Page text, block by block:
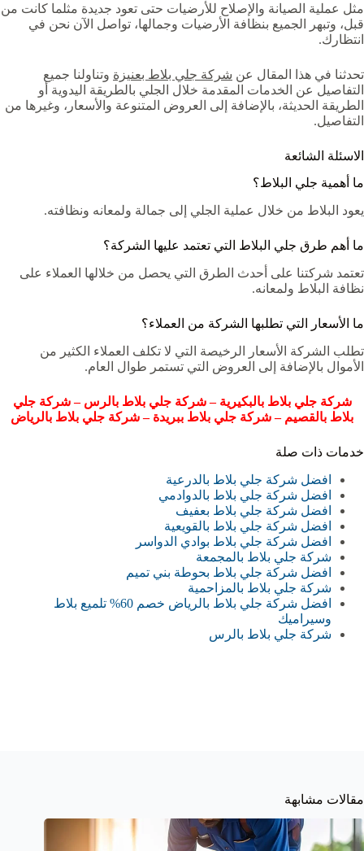
مثل عملية الصيانة والإصلاح للأرضيات حتى تعود جديدة مثلما كانت من
قبل، وتبهر الجميع بنظافة الأرضيات وجمالها، تواصل الآن نحن في
انتظارك.
تحدثنا في هذا المقال عن شركة جلي بلاط بعنيزة وتناولنا جميع
التفاصيل عن الخدمات المقدمة خلال الجلي بالطريقة اليدوية أو
الطريقة الحديثة، بالإضافة إلى العروض المتنوعة والأسعار، وغيرها من
التفاصيل.
الاسئلة الشائعة
ما أهمية جلي البلاط؟
يعود البلاط من خلال عملية الجلي إلى جمالة ولمعانه ونظافته.
ما أهم طرق جلي البلاط التي تعتمد عليها الشركة؟
تعتمد شركتنا على أحدث الطرق التي يحصل من خلالها العملاء على
نظافة البلاط ولمعانه.
ما الأسعار التي تطلبها الشركة من العملاء؟
تطلب الشركة الأسعار الرخيصة التي لا تكلف العملاء الكثير من
الأموال بالإضافة إلى العروض التي تستمر طوال العام.
شركة جلي بلاط بالبكيرية –شركة جلي بلاط بالرس –شركة جلي
بلاط بالقصيم –شركة جلي بلاط ببريدة –شركة جلي بلاط بالرياض
خدمات ذات صلة
افضل شركة جلي بلاط بالدرعية
افضل شركة جلي بلاط بالدوادمي
افضل شركة جلي بلاط بعفيف
افضل شركة جلي بلاط بالقويعية‏
افضل شركة جلي بلاط بوادي الدواسر
شركة جلي بلاط بالمجمعة‏
افضل شركة جلي بلاط بحوطة بني تميم
شركة جلي بلاط بالمزاحمية‏‏
افضل شركة جلي بلاط بالرياض خصم 60% تلميع بلاط
وسيراميك
شركة جلي بلاط بالرس
مقالات مشابهة